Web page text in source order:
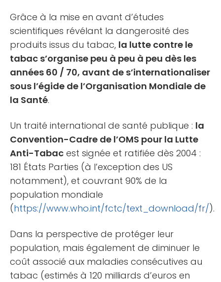
Grâce à la mise en avant d’études
scientifiques révélant la dangerosité des
produits issus du tabac, la lutte contre le
tabac s’organise peu à peu à peu dès les
années 60 / 70, avant de s’internationaliser
sous l’égide de l’Organisation Mondiale de
la Santé.
Un traité international de santé publique : la
Convention-Cadre de l’OMS pour la Lutte
Anti-Tabac est signée et ratifiée dès 2004 :
181 États Parties (à l’exception des US
notamment), et couvrant 90% de la
population mondiale
(https://www.who.int/fctc/text_download/fr/).
Dans la perspective de protéger leur
population, mais également de diminuer le
coût associé aux maladies consécutives au
tabac (estimés à 120 milliards d’euros en